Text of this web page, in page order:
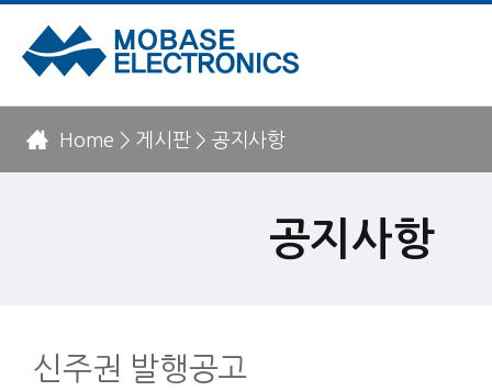
Home > 게시판 > 공지사항
공지사항
신주권 발행공고